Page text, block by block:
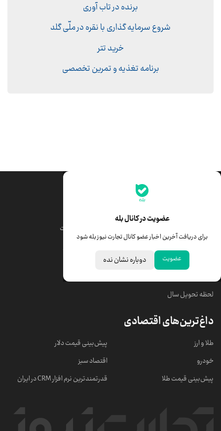
برنده در تاب آوری
شروع سرمایه گذاری با نقره در ملّی گلد
خرید تتر
برنامه تغذیه و تمرین تخصصی
عضویت در کانال بله
برای دریافت آخرین اخبار عضو کانال تجارت نیوز بله شود
عضویت دوباره نشان نده
جدیدترین قیمت‌ها
قیمت درهم امارات
خبرهای مهم
لحظه تحویل سال
داغ‌ترین‌های اقتصادی
طلا و ارز
خودرو
پیش‌بینی قیمت طلا
پیش‌بینی قیمت دلار
اقتصاد سبز
قدرتمندترین نرم‌ افزار CRM در ایران